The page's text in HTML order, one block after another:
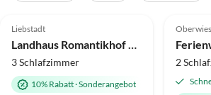
Luxus
Top-Inserat
Liebstadt
Landhaus Romantikhof Seitenhain
3 Schlafzimmer
10% Rabatt·Sonderangebot
2